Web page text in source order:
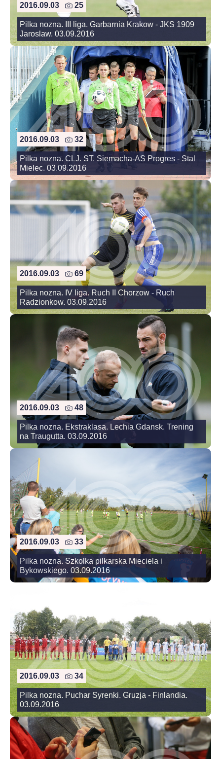
2016.09.03 25
Pilka nozna. III liga. Garbarnia Krakow - JKS 1909
Jaroslaw. 03.09.2016
2016.09.03 32
Pilka nozna. CLJ. ST. Siemacha-AS Progres - Stal
Mielec. 03.09.2016
2016.09.03 69
Pilka nozna. IV liga. Ruch II Chorzow - Ruch
Radzionkow. 03.09.2016
2016.09.03 48
Pilka nozna. Ekstraklasa. Lechia Gdansk. Trening
na Traugutta. 03.09.2016
2016.09.03 33
Pilka nozna. Szkolka pilkarska Mieciela i
Bykowskiego. 03.09.2016
2016.09.03 34
Pilka nozna. Puchar Syrenki. Gruzja - Finlandia.
03.09.2016